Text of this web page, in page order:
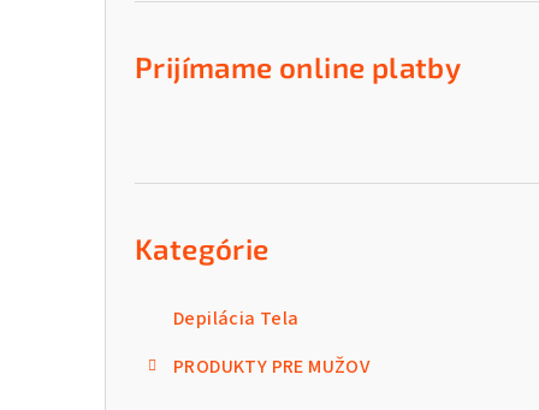
Prijímame online platby
Kategórie
Depilácia Tela
PRODUKTY PRE MUŽOV